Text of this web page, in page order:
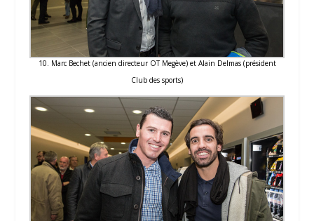
10. Marc Bechet (ancien directeur OT Megève) et Alain Delmas (président
Club des sports)